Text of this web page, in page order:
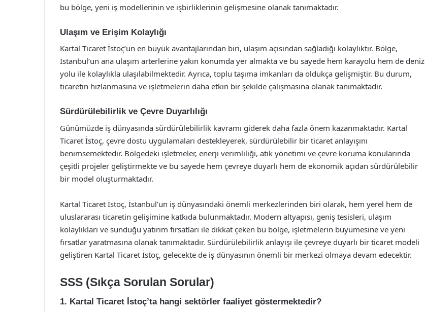
bu bölge, yeni iş modellerinin ve işbirliklerinin gelişmesine olanak tanımaktadır.
Ulaşım ve Erişim Kolaylığı
Kartal Ticaret İstoç’un en büyük avantajlarından biri, ulaşım açısından sağladığı kolaylıktır. Bölge,
İstanbul’un ana ulaşım arterlerine yakın konumda yer almakta ve bu sayede hem karayolu hem de deniz
yolu ile kolaylıkla ulaşılabilmektedir. Ayrıca, toplu taşıma imkanları da oldukça gelişmiştir. Bu durum,
ticaretin hızlanmasına ve işletmelerin daha etkin bir şekilde çalışmasına olanak tanımaktadır.
Sürdürülebilirlik ve Çevre Duyarlılığı
Günümüzde iş dünyasında sürdürülebilirlik kavramı giderek daha fazla önem kazanmaktadır. Kartal
Ticaret İstoç, çevre dostu uygulamaları destekleyerek, sürdürülebilir bir ticaret anlayışını
benimsemektedir. Bölgedeki işletmeler, enerji verimliliği, atık yönetimi ve çevre koruma konularında
çeşitli projeler geliştirmekte ve bu sayede hem çevreye duyarlı hem de ekonomik açıdan sürdürülebilir
bir model oluşturmaktadır.
Kartal Ticaret İstoç, İstanbul’un iş dünyasındaki önemli merkezlerinden biri olarak, hem yerel hem de
uluslararası ticaretin gelişimine katkıda bulunmaktadır. Modern altyapısı, geniş tesisleri, ulaşım
kolaylıkları ve sunduğu yatırım fırsatları ile dikkat çeken bu bölge, işletmelerin büyümesine ve yeni
fırsatlar yaratmasına olanak tanımaktadır. Sürdürülebilirlik anlayışı ile çevreye duyarlı bir ticaret modeli
geliştiren Kartal Ticaret İstoç, gelecekte de iş dünyasının önemli bir merkezi olmaya devam edecektir.
SSS (Sıkça Sorulan Sorular)
1. Kartal Ticaret İstoç’ta hangi sektörler faaliyet göstermektedir?